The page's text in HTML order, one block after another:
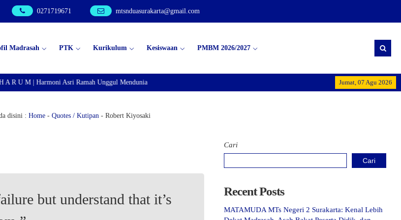
0271719671 mtsnduasurakarta@gmail.com
Madrasah PTK Kurikulum Kesiswaan PMBM 2026/2027
Jumat, 07 Agu 2026
Selamat Datang di
R U M | Harmoni Asri Ramah Unggul Mendunia
disini : Home- Quotes / Kutipan- Robert Kiyosaki
but understand that it’s
Cari
Cari
Recent Posts
MATAMUDA MTs Negeri 2 Surakarta: Kenal Lebih